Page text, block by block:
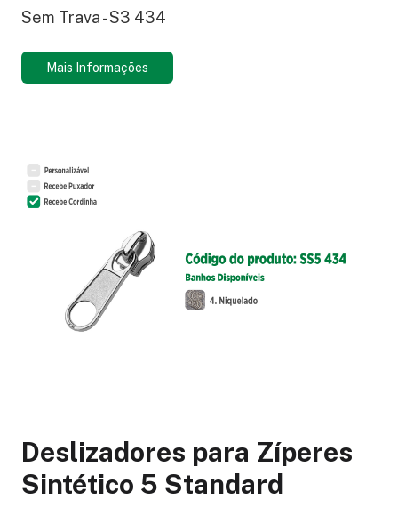
Sem Trava - S3 434
Mais Informações
Deslizadores para Zíperes
Sintético 5 Standard